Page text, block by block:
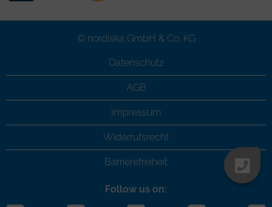
© nordiska GmbH & Co. KG
Datenschutz
AGB
Impressum
Widerrufsrecht
Barrierefreiheit
Follow us on: